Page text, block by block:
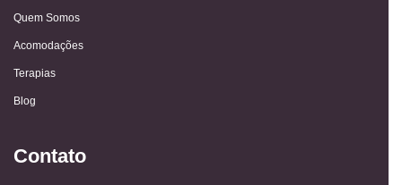
Quem Somos
Acomodações
Terapias
Blog
Contato